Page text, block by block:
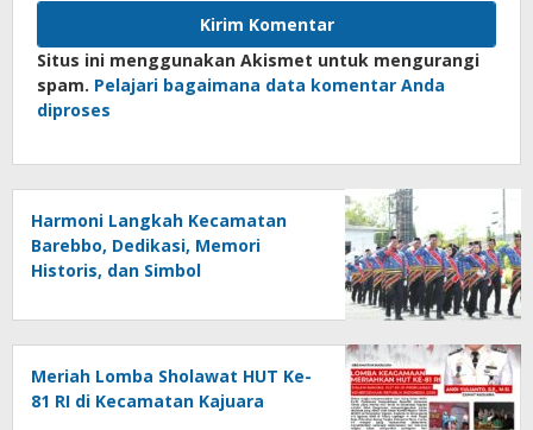
Situs ini menggunakan Akismet untuk mengurangi
spam. Pelajari bagaimana data komentar Anda
diproses
Harmoni Langkah Kecamatan
Barebbo, Dedikasi, Memori
Historis, dan Simbol
Meriah Lomba Sholawat HUT Ke-
81 RI di Kecamatan Kajuara